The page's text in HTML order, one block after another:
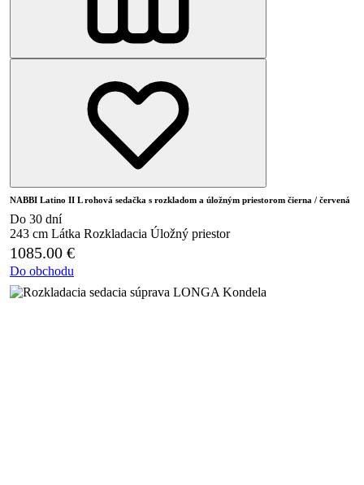
NABBI Latino II L rohová sedačka s rozkladom a úložným priestorom čierna / červená
Do 30 dní
243 cm Látka Rozkladacia Úložný priestor
1085.00 €
Do obchodu